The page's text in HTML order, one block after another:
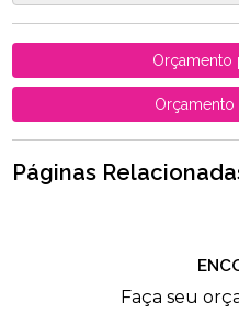
Orçamento
Páginas
Faça seu